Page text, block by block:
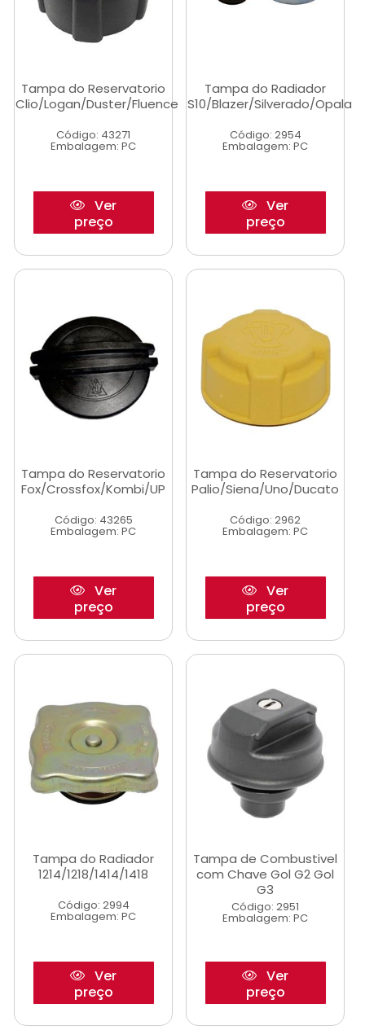
Tampa do Reservatorio
Clio/Logan/Duster/Fluence
Código: 43271
Embalagem: PC
Ver
preço
Tampa do Radiador
S10/Blazer/Silverado/Opala
Código: 2954
Embalagem: PC
Ver
preço
Tampa do Reservatorio
Fox/Crossfox/Kombi/UP
Código: 43265
Embalagem: PC
Ver
preço
Tampa do Reservatorio
Palio/Siena/Uno/Ducato
Código: 2962
Embalagem: PC
Ver
preço
Tampa do Radiador
1214/1218/1414/1418
Código: 2994
Embalagem: PC
Ver
preço
Tampa de Combustivel
com Chave Gol G2 Gol
G3
Código: 2951
Embalagem: PC
Ver
preço